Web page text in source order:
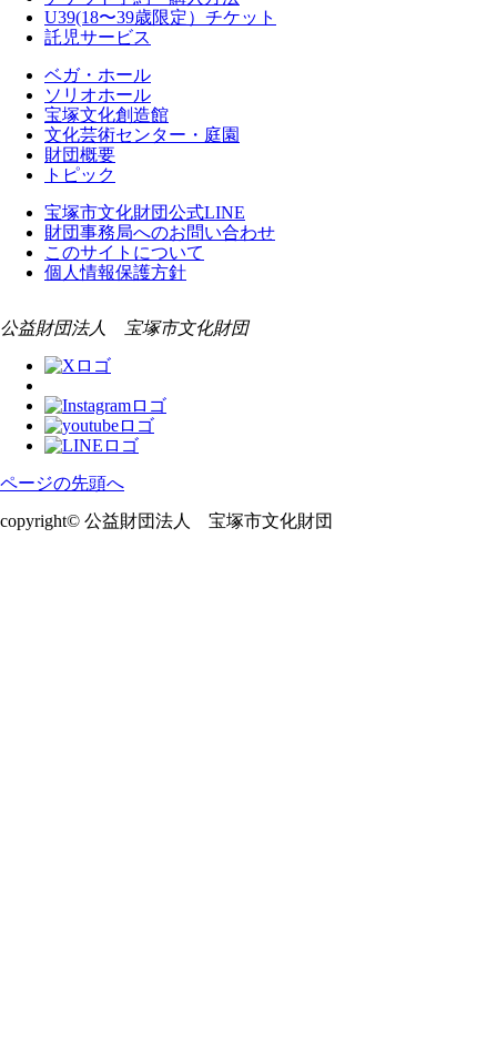
U39(18〜39歳限定）チケット
託児サービス
ベガ・ホール
ソリオホール
宝塚文化創造館
文化芸術センター・庭園
財団概要
トピック
宝塚市文化財団公式LINE
財団事務局へのお問い合わせ
このサイトについて
個人情報保護方針
公益財団法人 宝塚市文化財団
ページの先頭へ
copyright© 公益財団法人 宝塚市文化財団